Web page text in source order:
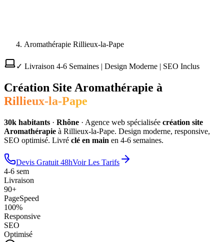
Aromathérapie Rillieux-la-Pape
✓ Livraison 4-6 Semaines | Design Moderne | SEO Inclus
Création Site Aromathérapie à
Rillieux-la-Pape
30k habitants · Rhône · Agence web spécialisée création site
Aromathérapie à Rillieux-la-Pape. Design moderne, responsive,
SEO optimisé. Livré clé en main en 4-6 semaines.
Devis Gratuit 48hVoir Les Tarifs
4-6 sem
Livraison
90+
PageSpeed
100%
Responsive
SEO
Optimisé